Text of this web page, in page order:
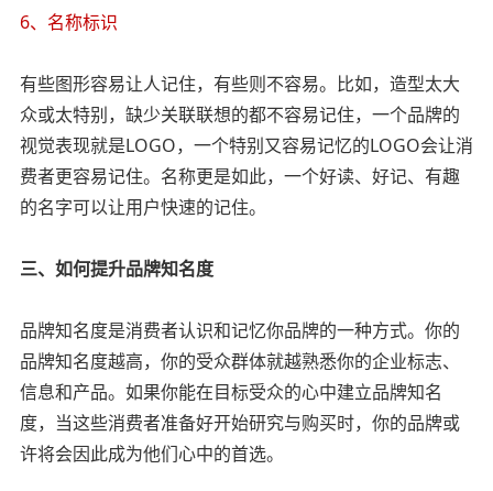
6、名称标识
有些图形容易让人记住，有些则不容易。比如，造型太大
众或太特别，缺少关联联想的都不容易记住，一个品牌的
视觉表现就是LOGO，一个特别又容易记忆的LOGO会让消
费者更容易记住。名称更是如此，一个好读、好记、有趣
的名字可以让用户快速的记住。
三、如何提升品牌知名度
品牌知名度是消费者认识和记忆你品牌的一种方式。你的
品牌知名度越高，你的受众群体就越熟悉你的企业标志、
信息和产品。如果你能在目标受众的心中建立品牌知名
度，当这些消费者准备好开始研究与购买时，你的品牌或
许将会因此成为他们心中的首选。